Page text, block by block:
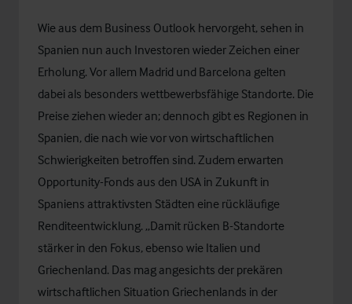
Wie aus dem Business Outlook hervorgeht, sehen in
Spanien nun auch Investoren wieder Zeichen einer
Erholung. Vor allem Madrid und Barcelona gelten
dabei als besonders wettbewerbsfähige Standorte. Die
Preise ziehen wieder an; dennoch gibt es Regionen in
Spanien, die nach wie vor von wirtschaftlichen
Schwierigkeiten betroffen sind. Zudem erwarten
Opportunity-Fonds aus den USA in Zukunft in
Spaniens attraktivsten Städten eine rückläufige
Renditeentwicklung. „Damit rücken B-Standorte
stärker in den Fokus, ebenso wie Italien und
Griechenland. Das mag angesichts der prekären
wirtschaftlichen Situation Griechenlands in der